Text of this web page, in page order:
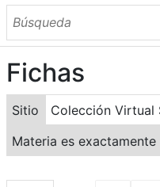
INICIO
SOBRE EL AUTOR
CONTENIDO
TODOS LOS
CATEGORIAS
OBRAS SOBRE EL
MATERIAS
PALABRAS CLAVES
MULTIMEDIA
GALERÍA
Fichas
Sitio
Colección Virtual
Materia es exactamente